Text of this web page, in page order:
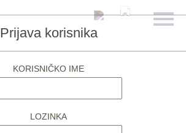
Prijava korisnika
KORISNIČKO IME
LOZINKA